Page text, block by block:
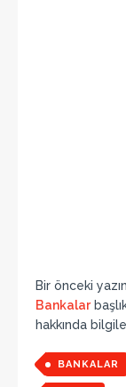
Bir önceki
Bankalar
hakkında
BANKALAR